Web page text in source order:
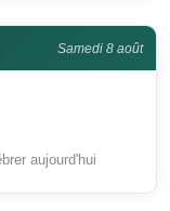
Samedi 8 août
aujourd'hui